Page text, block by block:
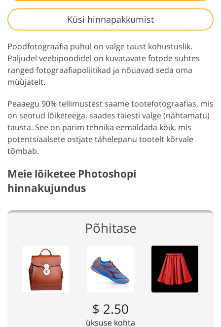
Küsi hinnapakkumist
Poodfotograafia puhul on valge taust kohustuslik.
Paljudel veebipoodidel on kuvatavate fotode suhtes
ranged fotograafiapoliitikad ja nõuavad seda oma
müüjatelt.
Peaaegu 90% tellimustest saame tootefotograafias, mis
on seotud lõiketeega, saades täiesti valge (nähtamatu)
tausta. See on parim tehnika eemaldada kõik, mis
potentsiaalsete ostjate tähelepanu tootelt kõrvale
tõmbab.
Meie lõiketee Photoshopi
hinnakujundus
Põhitase
$ 2.50
üksuse kohta